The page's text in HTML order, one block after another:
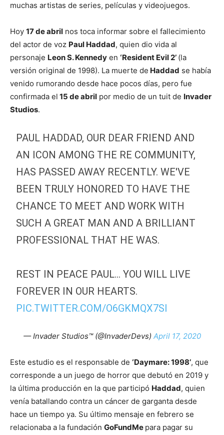
muchas artistas de series, películas y videojuegos.
Hoy 17 de abril nos toca informar sobre el fallecimiento
del actor de voz Paul Haddad, quien dio vida al
personaje Leon S. Kennedy en ‘Resident Evil 2’ (la
versión original de 1998). La muerte de Haddad se había
venido rumorando desde hace pocos días, pero fue
confirmada el 15 de abril por medio de un tuit de Invader
Studios.
PAUL HADDAD, OUR DEAR FRIEND AND
AN ICON AMONG THE RE COMMUNITY,
HAS PASSED AWAY RECENTLY. WE'VE
BEEN TRULY HONORED TO HAVE THE
CHANCE TO MEET AND WORK WITH
SUCH A GREAT MAN AND A BRILLIANT
PROFESSIONAL THAT HE WAS.
REST IN PEACE PAUL… YOU WILL LIVE
FOREVER IN OUR HEARTS.
PIC.TWITTER.COM/O6GKMQX7SI
— Invader Studios™ (@InvaderDevs) April 17, 2020
Este estudio es el responsable de ‘Daymare: 1998’, que
corresponde a un juego de horror que debutó en 2019 y
la última producción en la que participó Haddad, quien
venía batallando contra un cáncer de garganta desde
hace un tiempo ya. Su último mensaje en febrero se
relacionaba a la fundación GoFundMe para pagar su